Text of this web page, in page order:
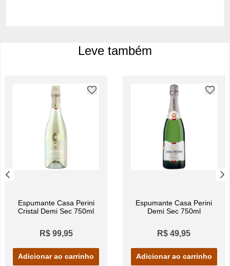
Leve também
Espumante Casa Perini
Cristal Demi Sec 750ml
R$ 99,95
Adicionar ao carrinho
Espumante Casa Perini
Demi Sec 750ml
R$ 49,95
Adicionar ao carrinho